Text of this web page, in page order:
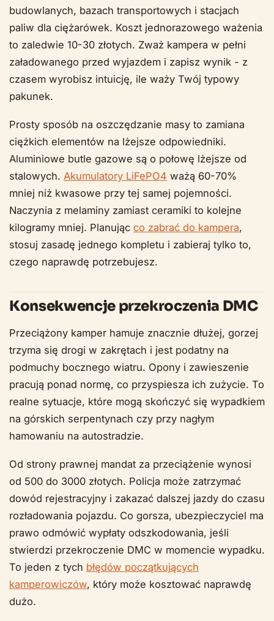
budowlanych, bazach transportowych i stacjach
paliw dla ciężarówek. Koszt jednorazowego ważenia
to zaledwie 10-30 złotych. Zważ kampera w pełni
załadowanego przed wyjazdem i zapisz wynik - z
czasem wyrobisz intuicję, ile waży Twój typowy
pakunek.
Prosty sposób na oszczędzanie masy to zamiana
ciężkich elementów na lżejsze odpowiedniki.
Aluminiowe butle gazowe są o połowę lżejsze od
stalowych. Akumulatory LiFePO4 ważą 60-70%
mniej niż kwasowe przy tej samej pojemności.
Naczynia z melaminy zamiast ceramiki to kolejne
kilogramy mniej. Planując co zabrać do kampera,
stosuj zasadę jednego kompletu i zabieraj tylko to,
czego naprawdę potrzebujesz.
Konsekwencje przekroczenia DMC
Przeciążony kamper hamuje znacznie dłużej, gorzej
trzyma się drogi w zakrętach i jest podatny na
podmuchy bocznego wiatru. Opony i zawieszenie
pracują ponad normę, co przyspiesza ich zużycie. To
realne sytuacje, które mogą skończyć się wypadkiem
na górskich serpentynach czy przy nagłym
hamowaniu na autostradzie.
Od strony prawnej mandat za przeciążenie wynosi
od 500 do 3000 złotych. Policja może zatrzymać
dowód rejestracyjny i zakazać dalszej jazdy do czasu
rozładowania pojazdu. Co gorsza, ubezpieczyciel ma
prawo odmówić wypłaty odszkodowania, jeśli
stwierdzi przekroczenie DMC w momencie wypadku.
To jeden z tych błędów początkujących
kamperowiczów, który może kosztować naprawdę
dużo.